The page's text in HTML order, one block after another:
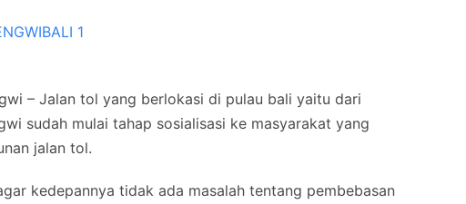
– Jalan tol yang berlokasi di pulau bali yaitu dari
sudah mulai tahap sosialisasi ke masyarakat yang
jalan tol.
kedepannya tidak ada masalah tentang pembebasan